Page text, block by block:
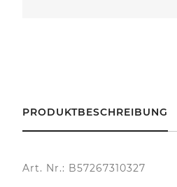
PRODUKTBESCHREIBUNG
Art. Nr.: B57267310327